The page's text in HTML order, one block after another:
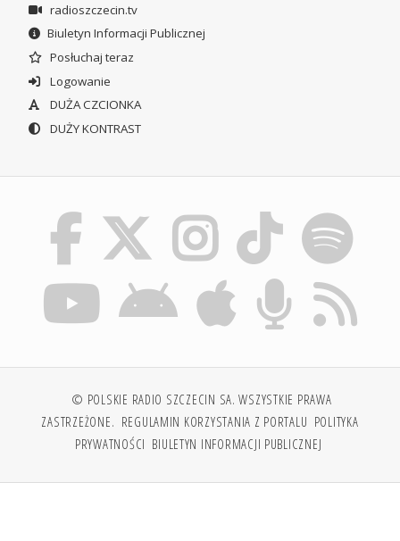
radioszczecin.tv
Biuletyn Informacji Publicznej
Posłuchaj teraz
Logowanie
DUŻA CZCIONKA
DUŻY KONTRAST
© POLSKIE RADIO SZCZECIN SA. WSZYSTKIE PRAWA
ZASTRZEŻONE. REGULAMIN KORZYSTANIA Z PORTALU POLITYKA
PRYWATNOŚCI BIULETYN INFORMACJI PUBLICZNEJ